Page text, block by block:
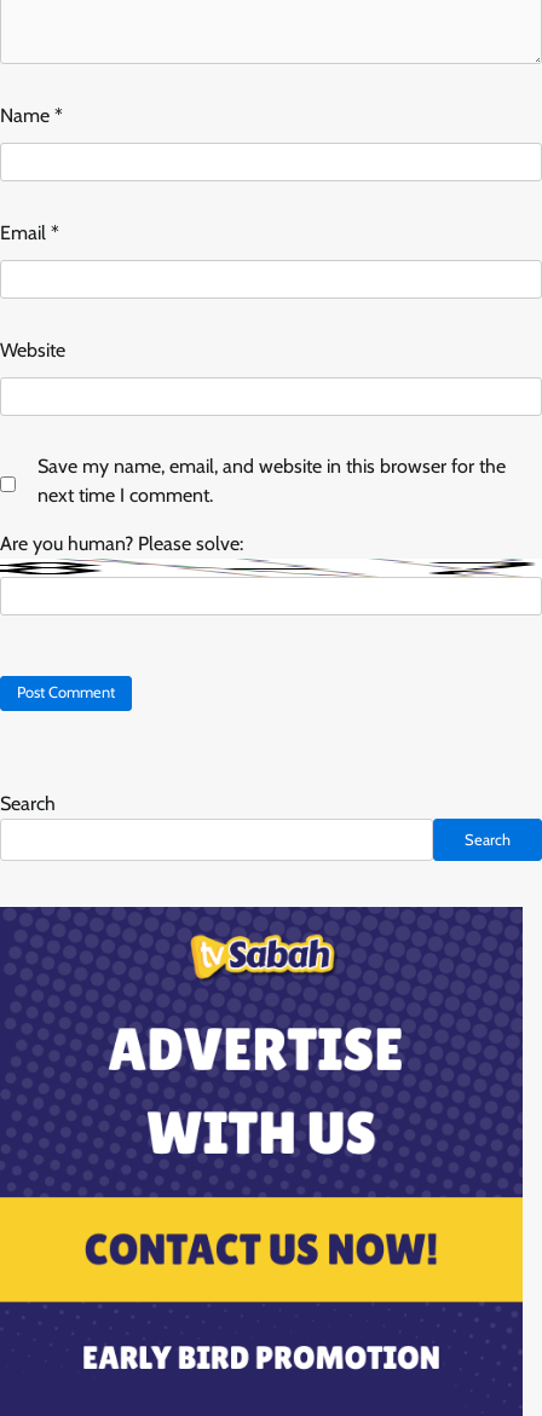
Name *
Email *
Website
Save my name, email, and website in this browser for the
next time I comment.
Are you human? Please solve:
Search
Search